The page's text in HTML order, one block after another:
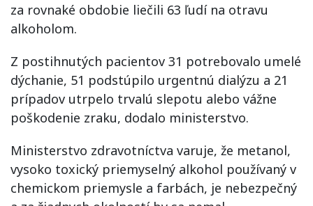
za rovnaké obdobie liečili 63 ľudí na otravu
alkoholom.
Z postihnutých pacientov 31 potrebovalo umelé
dýchanie, 51 podstúpilo urgentnú dialýzu a 21
prípadov utrpelo trvalú slepotu alebo vážne
poškodenie zraku, dodalo ministerstvo.
Ministerstvo zdravotníctva varuje, že metanol,
vysoko toxický priemyselný alkohol používaný v
chemickom priemysle a farbách, je nebezpečný